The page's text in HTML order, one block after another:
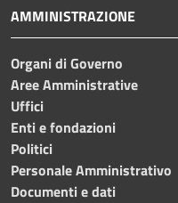
AMMINISTRAZIONE
Organi di Governo
Aree Amministrative
Uffici
Enti e fondazioni
Politici
Personale Amministrativo
Documenti e dati